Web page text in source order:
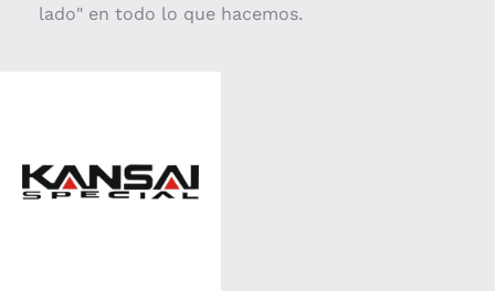
lado" en todo lo que hacemos.